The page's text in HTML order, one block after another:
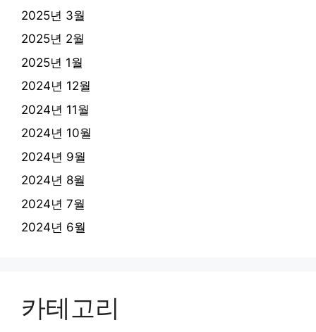
2025년 3월
2025년 2월
2025년 1월
2024년 12월
2024년 11월
2024년 10월
2024년 9월
2024년 8월
2024년 7월
2024년 6월
카테고리